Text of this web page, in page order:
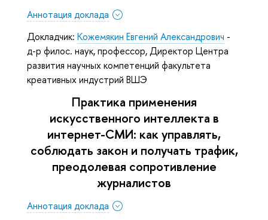
Аннотация доклада
Докладчик: Кожемякин Евгений Александрович -
д-р филос. наук, профессор, Директор Центра
развития научных компетенций факультета
креативных индустрий ВШЭ
Практика применения
искусственного интеллекта в
интернет-СМИ: как управлять,
соблюдать закон и получать трафик,
преодолевая сопротивление
журналистов
Аннотация доклада